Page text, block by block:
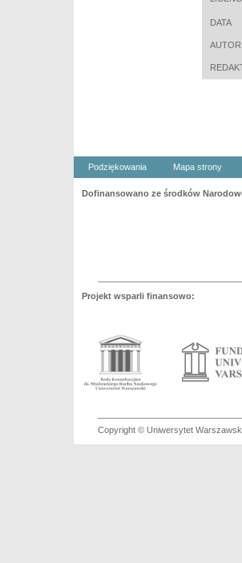
DATA
AUTOR
Podziękowania Mapa strony
Dofinansowano ze środków
Projekt wsparli finansowo:
Copyright © Uniwersytet